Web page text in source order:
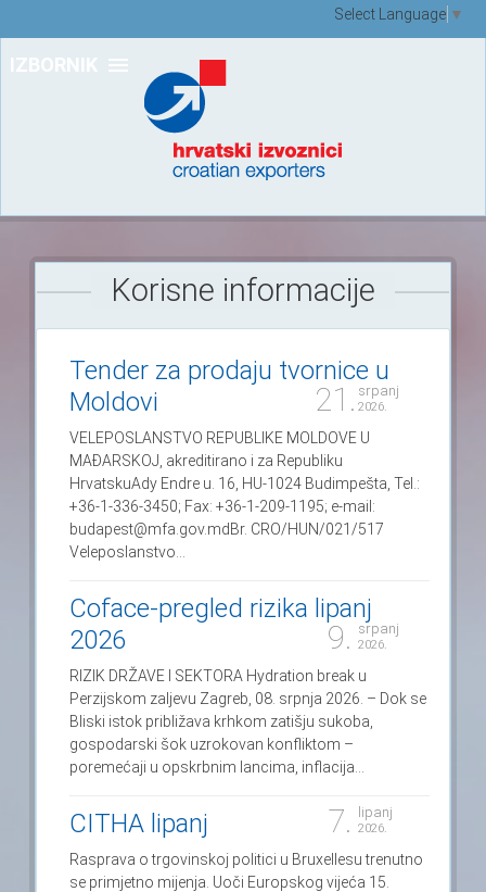
IZBORNIK
Select Language ▼
Korisne informacije
21. srpanj
2026.
Tender za prodaju tvornice u
Moldovi
VELEPOSLANSTVO REPUBLIKE MOLDOVE U
MAĐARSKOJ, akreditirano i za Republiku
HrvatskuAdy Endre u. 16, HU-1024 Budimpešta, Tel.:
+36-1-336-3450; Fax: +36-1-209-1195; e-mail:
budapest@mfa.gov.mdBr. CRO/HUN/021/517
Veleposlanstvo...
9. srpanj
2026.
Coface-pregled rizika lipanj
2026
RIZIK DRŽAVE I SEKTORA Hydration break u
Perzijskom zaljevu Zagreb, 08. srpnja 2026. – Dok se
Bliski istok približava krhkom zatišju sukoba,
gospodarski šok uzrokovan konfliktom –
poremećaji u opskrbnim lancima, inflacija...
7. lipanj
2026.
CITHA lipanj
Rasprava o trgovinskoj politici u Bruxellesu trenutno
se primjetno mijenja. Uoči Europskog vijeća 15.